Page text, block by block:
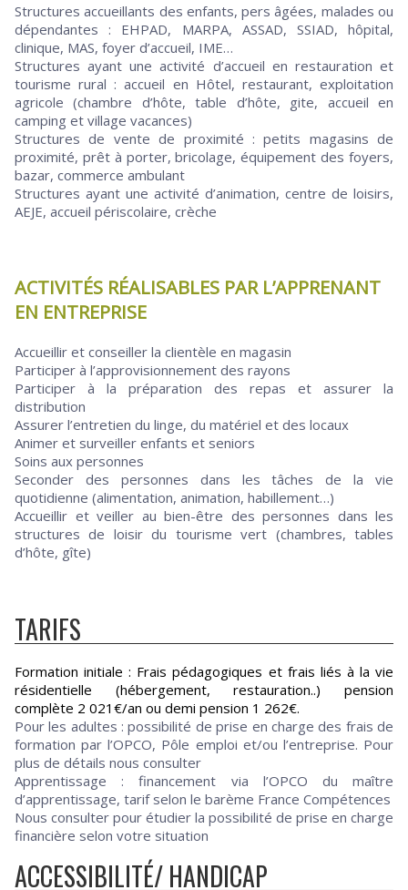
Structures accueillants des enfants, pers âgées, malades ou
dépendantes : EHPAD, MARPA, ASSAD, SSIAD, hôpital,
clinique, MAS, foyer d’accueil, IME…
Structures ayant une activité d’accueil en restauration et
tourisme rural : accueil en Hôtel, restaurant, exploitation
agricole (chambre d’hôte, table d’hôte, gite, accueil en
camping et village vacances)
Structures de vente de proximité : petits magasins de
proximité, prêt à porter, bricolage, équipement des foyers,
bazar, commerce ambulant
Structures ayant une activité d’animation, centre de loisirs,
AEJE, accueil périscolaire, crèche
ACTIVITÉS RÉALISABLES PAR L’APPRENANT
EN ENTREPRISE
Accueillir et conseiller la clientèle en magasin
Participer à l’approvisionnement des rayons
Participer à la préparation des repas et assurer la
distribution
Assurer l’entretien du linge, du matériel et des locaux
Animer et surveiller enfants et seniors
Soins aux personnes
Seconder des personnes dans les tâches de la vie
quotidienne (alimentation, animation, habillement…)
Accueillir et veiller au bien-être des personnes dans les
structures de loisir du tourisme vert (chambres, tables
d’hôte, gîte)
TARIFS
Formation initiale : Frais pédagogiques et frais liés à la vie
résidentielle (hébergement, restauration..) pension
complète 2 021€/an ou demi pension 1 262€.
Pour les adultes : possibilité de prise en charge des frais de
formation par l’OPCO, Pôle emploi et/ou l’entreprise. Pour
plus de détails nous consulter
Apprentissage : financement via l’OPCO du maître
d’apprentissage, tarif selon le barème France Compétences
Nous consulter pour étudier la possibilité de prise en charge
financière selon votre situation
ACCESSIBILITÉ/ HANDICAP